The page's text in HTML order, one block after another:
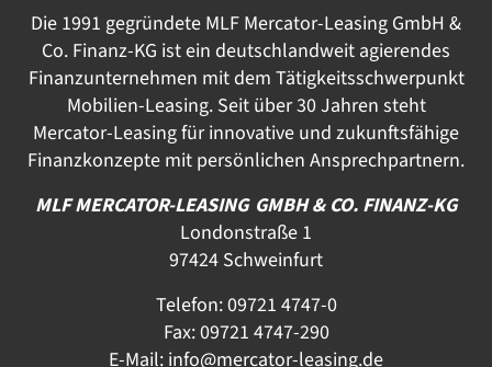
Die 1991 gegründete MLF Mercator-Leasing GmbH &
Co. Finanz-KG ist ein deutschlandweit agierendes
Finanzunternehmen mit dem Tätigkeitsschwerpunkt
Mobilien-Leasing. Seit über 30 Jahren steht
Mercator-Leasing für innovative und zukunftsfähige
Finanzkonzepte mit persönlichen Ansprechpartnern.
MLF MERCATOR-LEASING GMBH & CO. FINANZ-KG
Londonstraße 1
97424 Schweinfurt
Telefon:09721 4747-0
Fax: 09721 4747-290
E-Mail: info@mercator-leasing.de